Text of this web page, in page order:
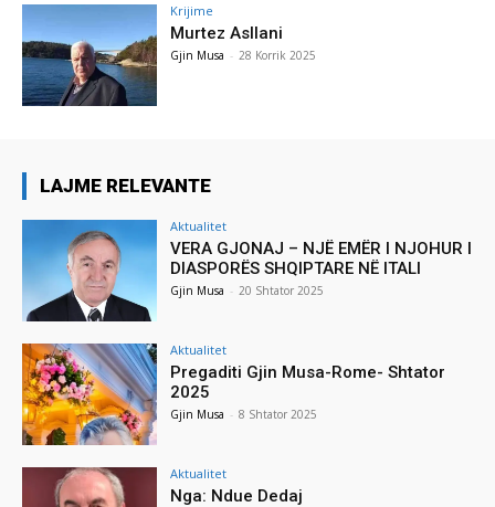
Krijime
Murtez Asllani
Gjin Musa - 28 Korrik 2025
LAJME RELEVANTE
Aktualitet
VERA GJONAJ – NJË EMËR I NJOHUR I
DIASPORËS SHQIPTARE NË ITALI
Gjin Musa - 20 Shtator 2025
Aktualitet
Pregaditi Gjin Musa-Rome- Shtator
2025
Gjin Musa - 8 Shtator 2025
Aktualitet
Nga: Ndue Dedaj